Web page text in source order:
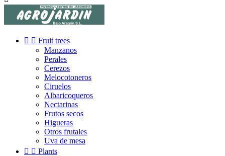
  Fruit trees
Manzanos
Perales
Cerezos
Melocotoneros
Ciruelos
Albaricoqueros
Nectarinas
Frutos secos
Higueras
Otros frutales
Uva de mesa
  Plants